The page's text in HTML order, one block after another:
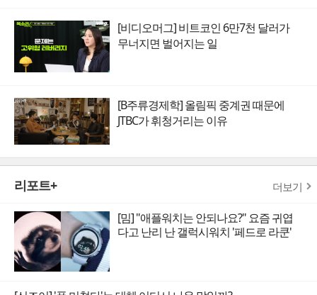
[비디오머그] 비트코인 6만7천 달러가
무너지면 벌어지는 일
[B주류경제학] 올림픽 중계권 때문에
JTBC가 휘청거리는 이유
리포트+ 더보기
[밈] "애플워치는 안되나요?" 요즘 귀엽
다고 난리 난 갤럭시워치 '페드로 라쿤'